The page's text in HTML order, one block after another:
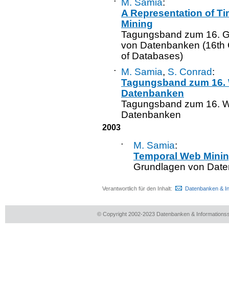
M. Samia:
A Representation of
Mining
Tagungsband zum 16.
von Datenbanken (16th
of Databases)
· M. Samia, S. Conrad:
Tagungsband zum
Datenbanken
Tagungsband zum 16.
Datenbanken
2003
· M. Samia:
Temporal Web
Grundlagen von
Verantwortlich für den Inhalt: Datenbanken &
© Copyright 2002-2023 Datenbanken &